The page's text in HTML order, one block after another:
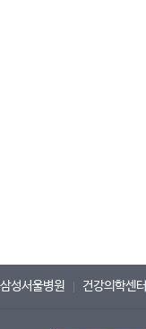
삼성서울병원 건강의학센터